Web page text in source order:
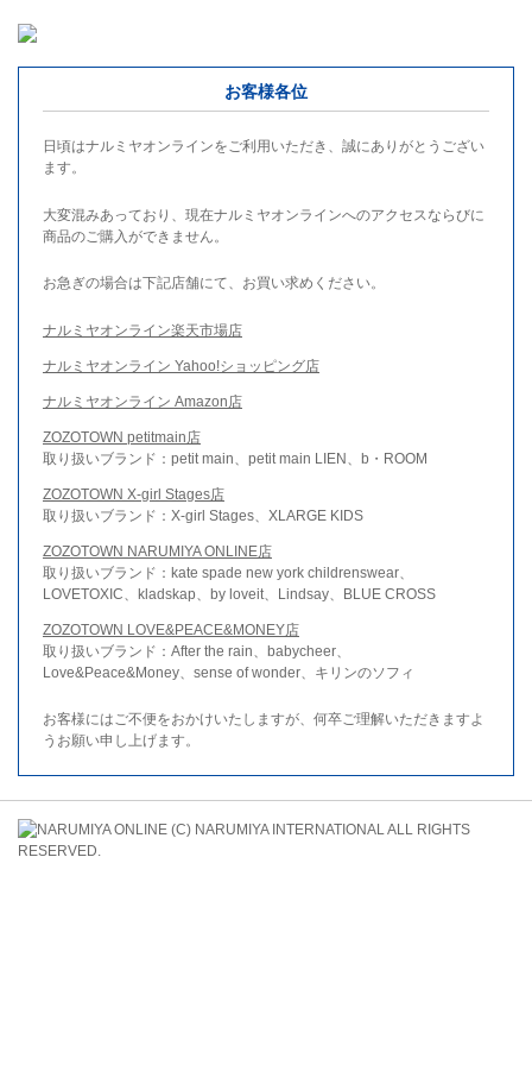
お客様各位
日頃はナルミヤオンラインをご利用いただき、誠にありがとうござい
ます。
大変混みあっており、現在ナルミヤオンラインへのアクセスならびに
商品のご購入ができません。
お急ぎの場合は下記店舗にて、お買い求めください。
ナルミヤオンライン楽天市場店
ナルミヤオンライン Yahoo!ショッピング店
ナルミヤオンライン Amazon店
ZOZOTOWN petitmain店
取り扱いブランド：petit main、petit main LIEN、b・ROOM
ZOZOTOWN X-girl Stages店
取り扱いブランド：X-girl Stages、XLARGE KIDS
ZOZOTOWN NARUMIYA ONLINE店
取り扱いブランド：kate spade new york childrenswear、
LOVETOXIC、kladskap、by loveit、Lindsay、BLUE CROSS
ZOZOTOWN LOVE&PEACE&MONEY店
取り扱いブランド：After the rain、babycheer、
Love&Peace&Money、sense of wonder、キリンのソフィ
お客様にはご不便をおかけいたしますが、何卒ご理解いただきますよ
うお願い申し上げます。